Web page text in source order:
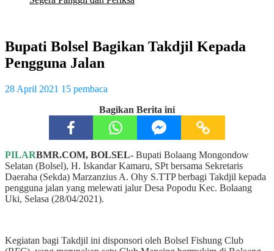
Bupati Bolsel Bagikan Takdjil Kepada
Pengguna Jalan
28 April 2021 15 pembaca
Bagikan Berita ini
PILARBMR.COM, BOLSEL- Bupati Bolaang Mongondow
Selatan (Bolsel), H. Iskandar Kamaru, SPt bersama Sekretaris
Daeraha (Sekda) Marzanzius A. Ohy S.TTP berbagi Takdjil kepada
pengguna jalan yang melewati jalur Desa Popodu Kec. Bolaang
Uki, Selasa (28/04/2021).
Kegiatan bagi Takdjil ini disponsori oleh Bolsel Fishung Club